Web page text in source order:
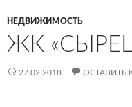
НЕДВИЖИМОСТЬ
ЖК
27.02.2018 ОСТАВИТЬ